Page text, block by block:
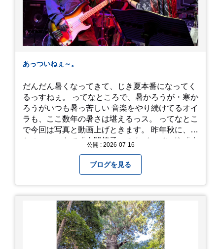
あっついねぇ～。
だんだん暑くなってきて、じき夏本番になってく
るっすねぇ。 ってなところで、暑かろうが・寒か
ろうがいつも暑っ苦しい 音楽をやり続けてるオイ
ラも、ここ数年の暑さは堪えるっス。 ってなとこ
で今回は写真と動画上げときます。 昨年秋に、娘
とのユニットで「人間椅子」のカバーバンド 「人
画にしており、娘のファンからもアップしてくれ
ッ！」とされているので ここだけの公開としま
す。 非常に暑苦しいのでご観覧される方は、ご注
意くださいませ。 では、熱中症に気を付けて、お
過ごしください。
https://youtu.be/QWVP8qzpsUE
公開 : 2026-07-16
ブログを見る